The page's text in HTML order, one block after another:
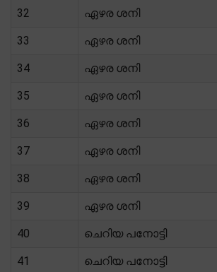
32 ഏഴര ശനി
33 ഏഴര ശനി
34 ഏഴര ശനി
35 ഏഴര ശനി
36 ഏഴര ശനി
37 ഏഴര ശനി
38 ഏഴര ശനി
39 ഏഴര ശനി
40 ചെറിയ പനോട്ടി
41 ചെറിയ പനോട്ടി